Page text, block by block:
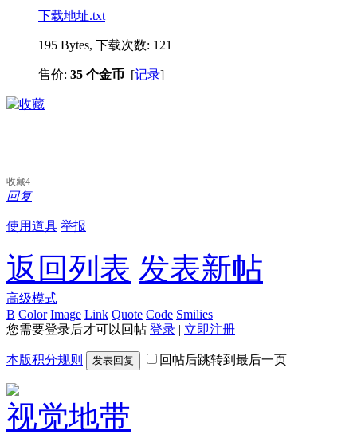
下载地址.txt
195 Bytes, 下载次数: 121
售价: 35 个金币 [记录]
收藏4
回复
使用道具 举报
返回列表 发表新帖
高级模式
B Color Image Link Quote Code Smilies
您需要登录后才可以回帖 登录 | 立即注册
本版积分规则 发表回复 回帖后跳转到最后一页
视觉地带